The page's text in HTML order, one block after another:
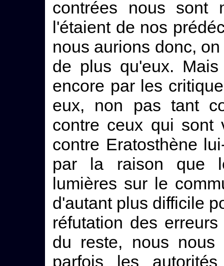
contrées nous sont
l'étaient de nos
nous aurions donc,
de plus qu'eux.
encore par les
eux, non pas tant
contre ceux qui sont
contre Eratosthène
par la raison que
lumières sur le
d'autant plus difficile
réfutation des
du reste, nous nous
parfois les